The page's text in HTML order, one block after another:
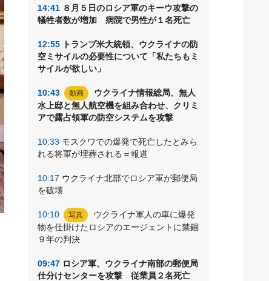
14:41 ８月５日のロシア軍のキーウ攻撃の
犠牲者数が増加 病院で男性が１名死亡
12:55 トランプ米大統領、ウクライナの防
空ミサイルの必要性について「私たちもミ
サイルが欲しい」
10:43 動画
ウクライナ情報総局、無人
水上邸と無人航空機を組み合わせ、クリミ
アで露占領軍の防空システムを攻撃
10:33 モスクワでの爆発で死亡したとみら
れる将軍が埋葬される＝報道
10:17 ウクライナ北部でロシア軍が郵便局
を破壊
10:10 写真
ウクライナ軍人の車に爆発
物を仕掛けたロシアのエージェントに禁錮
９年の判決
09:47 ロシア軍、ウクライナ南部の郵便局
仕分けセンターを攻撃 従業員２名死亡